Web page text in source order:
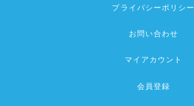
プライバシーポリシー
お問い合わせ
マイアカウント
会員登録